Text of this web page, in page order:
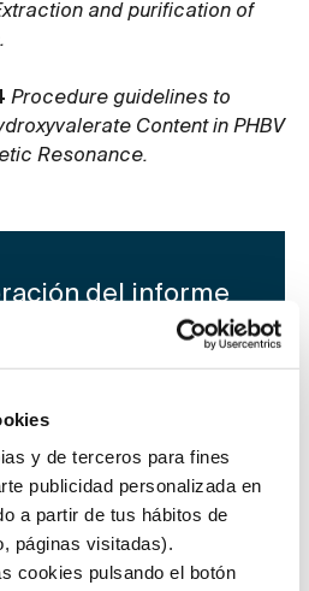
y de terceros para fines
publicidad personalizada en
a partir de tus hábitos de
páginas visitadas).
cookies pulsando el botón
and purification of
Procedure guidelines to
Content in PHBV
Resonance.
del informe
a diferentes
las posibles
normalización
perspectiva son